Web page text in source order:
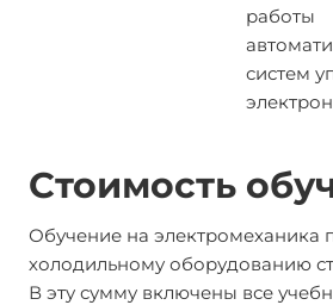
работы
систем
Стоимость
Обучение на электромеханика
холодильному оборудованию
В эту сумму включены все